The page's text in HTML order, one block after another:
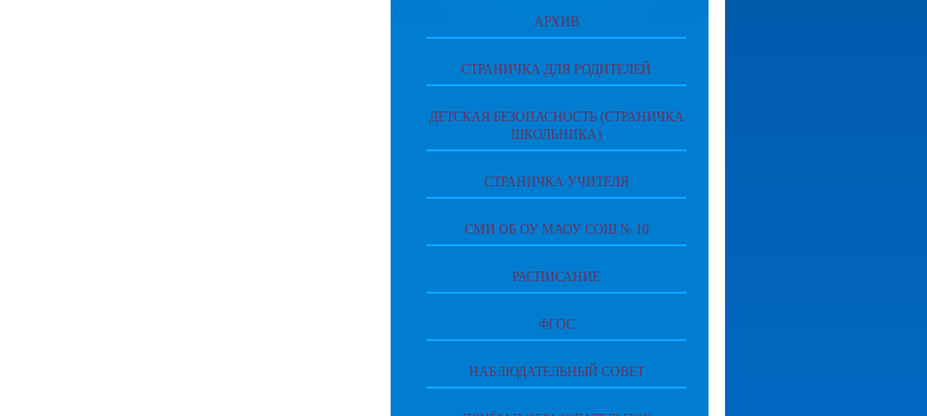
АРХИВ
СТРАНИЧКА ДЛЯ РОДИТЕЛЕЙ
ДЕТСКАЯ БЕЗОПАСНОСТЬ (СТРАНИЧКА
ШКОЛЬНИКА)
СТРАНИЧКА УЧИТЕЛЯ
СМИ ОБ ОУ МАОУ СОШ № 10
РАСПИСАНИЕ
ФГОС
НАБЛЮДАТЕЛЬНЫЙ СОВЕТ